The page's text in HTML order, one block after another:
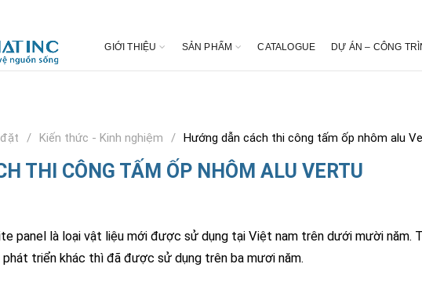
GIỚI THIỆU SẢN PHẨM CATALOGUE DỰ ÁN – CÔNG
Kiến thức - Kinh nghiệm Hướng dẫn cách thi công tấm ốp nhôm alu
THI CÔNG TẤM ỐP NHÔM ALU VERTU
panel là loại vật liệu mới được sử dụng tại Việt nam trên dưới mười năm.
phát triển khác thì đã được sử dụng trên ba mươi năm.